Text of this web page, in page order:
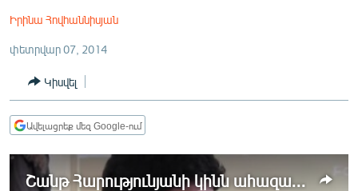
ՏՆՏԵՍՈՒԹՅՈՒՆ
ՂԱՐԱԲԱՂ
ՏԱՐԱԾԱՇՐՋԱՆ
Իրինա Հովհաննիսյան
փետրվար 07, 2014
Կիսվել
Ավելացրեք մեզ Google-ում
Շանթ Հարությունյանի կինն ահազանգում է անչափահաս որդու նկատմամբ ճնշումների մասին